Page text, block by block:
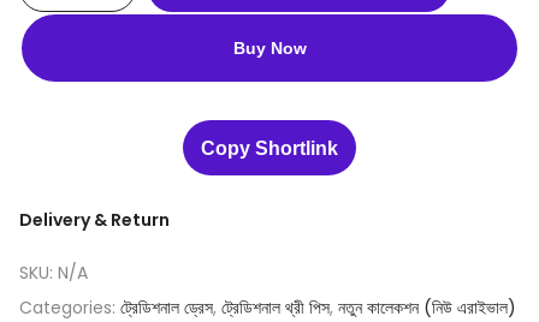
Buy Now
Copy Shortlink
Delivery & Return
SKU: N/A
Categories: ট্রেডিশনাল ড্রেস, ট্রেডিশনাল থ্রী পিস, নতুন কালেকশন (নিউ এরাইভাল)